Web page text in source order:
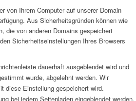
von Ihrem Computer auf unserer Domain
Aus Sicherheitsgründen können wie
die von anderen Domains gespeichert
Sicherheitseinstellungen Ihres Browsers
dauerhaft ausgeblendet wird und
wurde, abgelehnt werden. Wir
diese Einstellung gespeichert wird.
bei jedem Seitenladen eingeblendet werden.